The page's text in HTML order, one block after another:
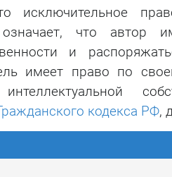
исключительное
означает, что автор
и
имеет право по
кодекса РФ,